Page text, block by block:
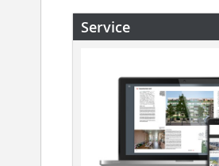
Service